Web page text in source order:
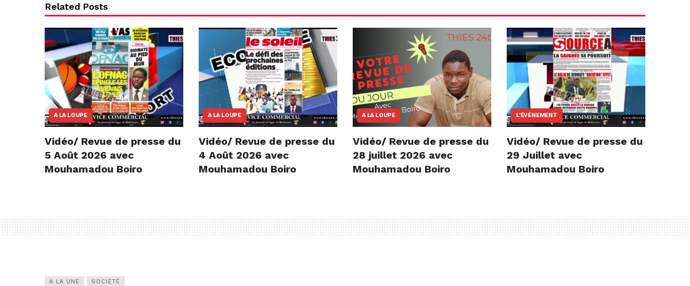
Related Posts
A LA LOUPE
Vidéo/ Revue de presse du
5 Août 2026 avec
Mouhamadou Boiro
A LA LOUPE
Vidéo/ Revue de presse du
4 Août 2026 avec
Mouhamadou Boiro
A LA LOUPE
Vidéo/ Revue de presse du
28 juillet 2026 avec
Mouhamadou Boiro
L'ÉVÉNEMENT
Vidéo/ Revue de presse du
29 Juillet avec
Mouhamadou Boiro
A LA UNE SOCIÉTÉ